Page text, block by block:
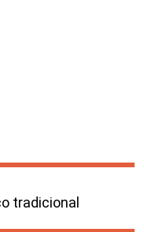
tradicional